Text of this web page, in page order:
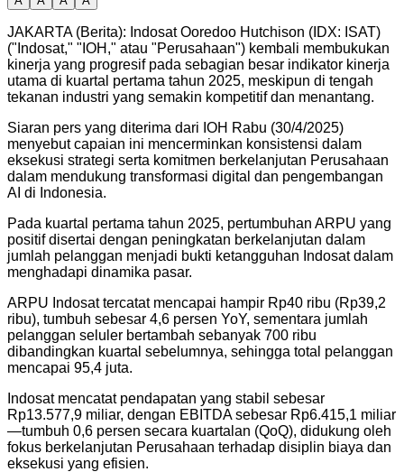
JAKARTA (Berita): Indosat Ooredoo Hutchison (IDX: ISAT)
("Indosat," "IOH," atau "Perusahaan") kembali membukukan
kinerja yang progresif pada sebagian besar indikator kinerja
utama di kuartal pertama tahun 2025, meskipun di tengah
tekanan industri yang semakin kompetitif dan menantang.
Siaran pers yang diterima dari IOH Rabu (30/4/2025)
menyebut capaian ini mencerminkan konsistensi dalam
eksekusi strategi serta komitmen berkelanjutan Perusahaan
dalam mendukung transformasi digital dan pengembangan
AI di Indonesia.
Pada kuartal pertama tahun 2025, pertumbuhan ARPU yang
positif disertai dengan peningkatan berkelanjutan dalam
jumlah pelanggan menjadi bukti ketangguhan Indosat dalam
menghadapi dinamika pasar.
ARPU Indosat tercatat mencapai hampir Rp40 ribu (Rp39,2
ribu), tumbuh sebesar 4,6 persen YoY, sementara jumlah
pelanggan seluler bertambah sebanyak 700 ribu
dibandingkan kuartal sebelumnya, sehingga total pelanggan
mencapai 95,4 juta.
Indosat mencatat pendapatan yang stabil sebesar
Rp13.577,9 miliar, dengan EBITDA sebesar Rp6.415,1 miliar
—tumbuh 0,6 persen secara kuartalan (QoQ), didukung oleh
fokus berkelanjutan Perusahaan terhadap disiplin biaya dan
eksekusi yang efisien.